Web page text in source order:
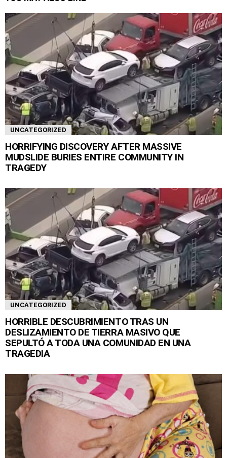
UNCATEGORIZED
HORRIFYING DISCOVERY AFTER MASSIVE
MUDSLIDE BURIES ENTIRE COMMUNITY IN
TRAGEDY
UNCATEGORIZED
HORRIBLE DESCUBRIMIENTO TRAS UN
DESLIZAMIENTO DE TIERRA MASIVO QUE
SEPULTÓ A TODA UNA COMUNIDAD EN UNA
TRAGEDIA